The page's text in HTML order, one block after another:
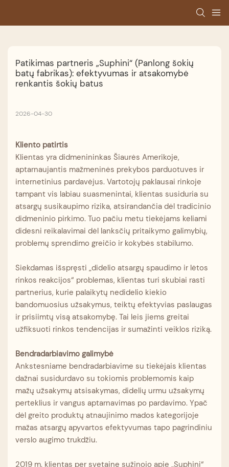
Patikimas partneris „Suphini“ (Panlong šokių
batų fabrikas): efektyvumas ir atsakomybė
renkantis šokių batus
2026-04-30
Kliento patirtis
Klientas yra didmenininkas Šiaurės Amerikoje,
aptarnaujantis mažmeninės prekybos parduotuves ir
internetinius pardavėjus. Vartotojų paklausai rinkoje
tampant vis labiau suasmenintai, klientas susiduria su
atsargų susikaupimo rizika, atsirandančia dėl tradicinio
didmeninio pirkimo. Tuo pačiu metu tiekėjams keliami
didesni reikalavimai dėl lanksčių pritaikymo galimybių,
problemų sprendimo greičio ir kokybės stabilumo.
Siekdamas išspręsti „didelio atsargų spaudimo ir lėtos
rinkos reakcijos“ problemas, klientas turi skubiai rasti
partnerius, kurie palaikytų nedidelio kiekio
bandomuosius užsakymus, teiktų efektyvias paslaugas
ir prisiimtų visą atsakomybę. Tai leis jiems greitai
užfiksuoti rinkos tendencijas ir sumažinti veiklos riziką.
Bendradarbiavimo galimybė
Ankstesniame bendradarbiavime su tiekėjais klientas
dažnai susidurdavo su tokiomis problemomis kaip
mažų užsakymų atsisakymas, didelių urmu užsakymų
perteklius ir vangus aptarnavimas po pardavimo. Ypač
dėl greito produktų atnaujinimo mados kategorijoje
mažas atsargų apyvartos efektyvumas tapo pagrindiniu
verslo augimo trukdžiu.
2019 m. klientas per svetainę sužinojo apie „Suphini“